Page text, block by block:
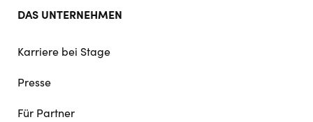
DAS UNTERNEHMEN
Karriere bei Stage
Presse
Für Partner